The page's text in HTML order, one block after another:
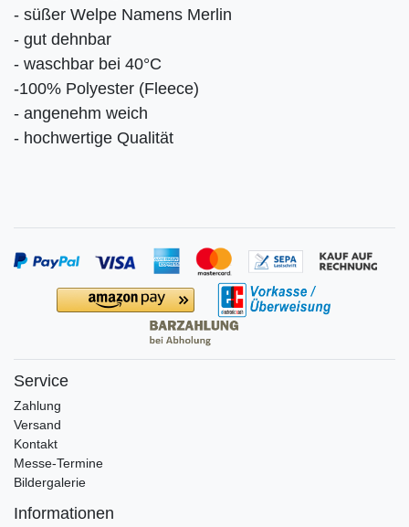
- süßer Welpe Namens Merlin
- gut dehnbar
- waschbar bei 40°C
-100% Polyester (Fleece)
- angenehm weich
- hochwertige Qualität
Service
Zahlung
Versand
Kontakt
Messe-Termine
Bildergalerie
Informationen